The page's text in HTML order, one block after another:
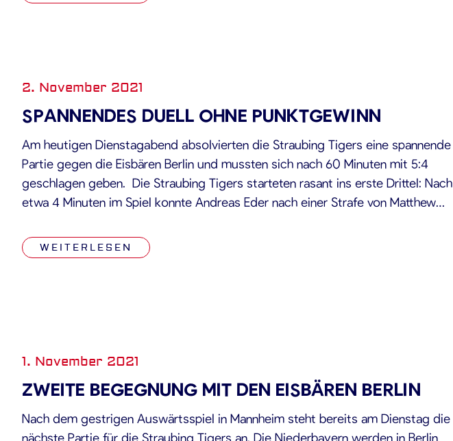
2. November 2021
SPANNENDES DUELL OHNE PUNKTGEWINN
Am heutigen Dienstagabend absolvierten die Straubing Tigers eine spannende
Partie gegen die Eisbären Berlin und mussten sich nach 60 Minuten mit 5:4
geschlagen geben. Die Straubing Tigers starteten rasant ins erste Drittel: Nach
etwa 4 Minuten im Spiel konnte Andreas Eder nach einer Strafe von Matthew
WEITERLESEN
1. November 2021
ZWEITE BEGEGNUNG MIT DEN EISBÄREN BERLIN
Nach dem gestrigen Auswärtsspiel in Mannheim steht bereits am Dienstag die
nächste Partie für die Straubing Tigers an. Die Niederbayern werden in Berlin